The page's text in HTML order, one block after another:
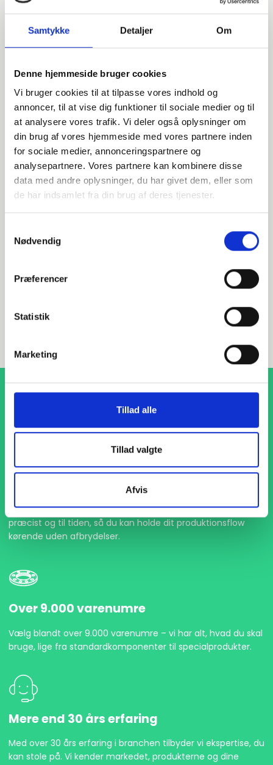
Samtykke Detaljer Om
Denne hjemmeside bruger cookies
Vi bruger cookies til at tilpasse vores indhold og
annoncer, til at vise dig funktioner til sociale medier og til
at analysere vores trafik. Vi deler også oplysninger om
din brug af vores hjemmeside med vores partnere inden
for sociale medier, annonceringspartnere og
analysepartnere. Vores partnere kan kombinere disse
data med andre oplysninger, du har givet dem, eller som
de har indsamlet fra din brug af deres tjenester.
Nødvendig
Præferencer
Statistik
Marketing
Tillad alle
Tillad valgte
Afvis
Har du spørgsmål?
service eller andet. Kontakt os for professionel rådgivning
og sparring.
1-4 dages levering
Med hurtig levering på kun 1-4 dage sikrer vi, at dine
projekter aldrig bliver forsinket. Vi står klar til at levere
præcist og til tiden, så du kan holde dit produktionsflow
kørende uden afbrydelser.
Over 9.000 varenumre
Vælg blandt over 9.000 varenumre – vi har alt, hvad du skal
bruge, lige fra standardkomponenter til specialprodukter.
Mere end 30 års erfaring
Med over 30 års erfaring i branchen tilbyder vi ekspertise, du
kan stole på. Vi kender markedet, produkterne og dine